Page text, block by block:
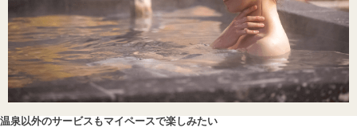
温泉以外のサービスもマイペースで楽しみたい